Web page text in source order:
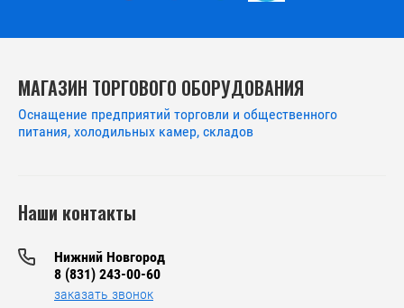
МАГАЗИН ТОРГОВОГО ОБОРУДОВАНИЯ
Оснащение предприятий торговли и общественного
питания, холодильных камер, складов
Наши контакты
Нижний Новгород
8 (831) 243-00-60
заказать звонок